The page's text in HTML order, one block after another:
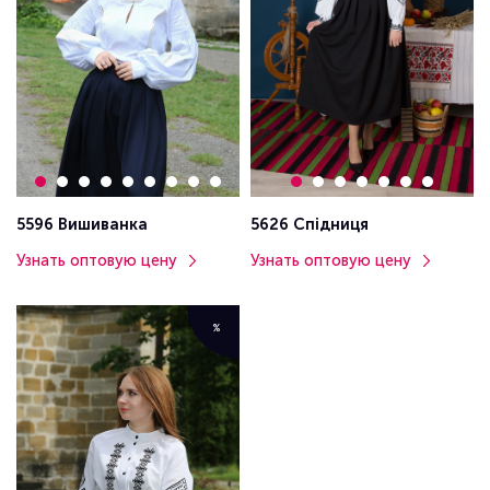
5596 Вишиванка
Узнать оптовую цену
5626 Спідниця
Узнать оптовую цену
%